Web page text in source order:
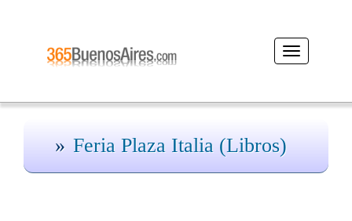
Desplegar
navegación
Feria Plaza Italia (Libros)